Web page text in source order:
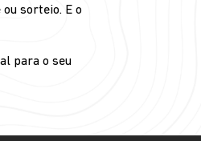
sorteio. E o
para o seu